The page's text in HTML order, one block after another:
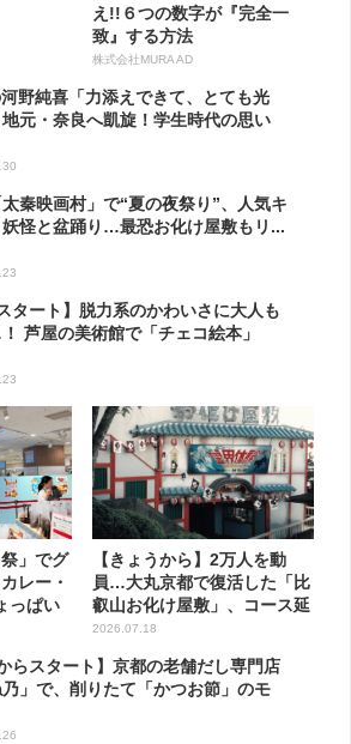
え!!６つの数字が『完全一
致』する方法
株式会社MURA AD
野純喜「力添えできて、とても光
元・奈良へ凱旋！学生時代の思い
秦映画村」で“夏の夜祭り”、人気キ
妖怪と盆踊り…最恐お化け屋敷もリ...
タート】脱力系のかわいさに大人も
芦屋の美術館で「チェコ絵本」
」でグ
レー・
っぱい
【きょうから】2万人を動
員…大丸京都で復活した「比
叡山お化け屋敷」、コース延
長で...
2026.07.18
からスタート】京都の老舗だし専門店
乃」で、削りたて「かつお節」のモ